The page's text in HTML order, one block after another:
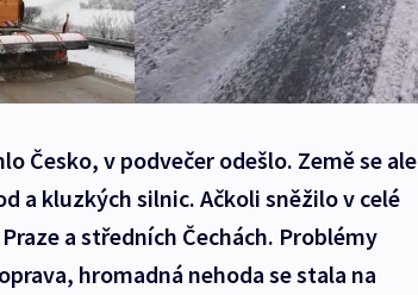
Česko, v podvečer odešlo. Země se ale
a kluzkých silnic. Ačkoli sněžilo v celé
a středních Čechách. Problémy
hromadná nehoda se stala na